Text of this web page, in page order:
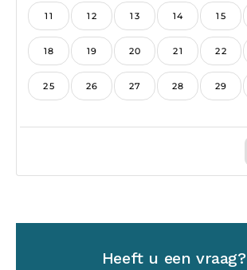
Heeft u een vraag?